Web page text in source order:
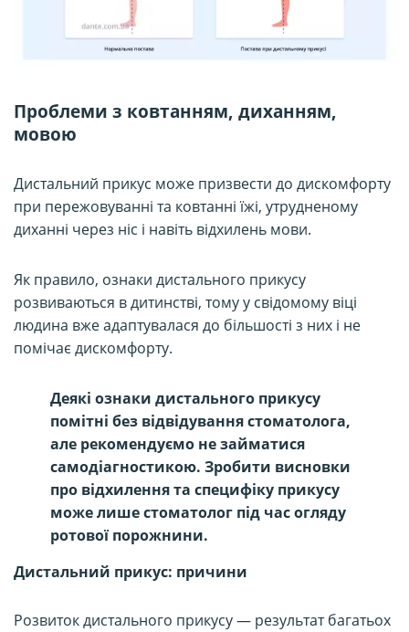
Проблеми з ковтанням, диханням,
мовою
Дистальний прикус може призвести до дискомфорту
при пережовуванні та ковтанні їжі, утрудненому
диханні через ніс і навіть відхилень мови.
Як правило, ознаки дистального прикусу
розвиваються в дитинстві, тому у свідомому віці
людина вже адаптувалася до більшості з них і не
помічає дискомфорту.
Деякі ознаки дистального прикусу
помітні без відвідування стоматолога,
але рекомендуємо не займатися
самодіагностикою. Зробити висновки
про відхилення та специфіку прикусу
може лише стоматолог під час огляду
ротової порожнини.
Дистальний прикус: причини
Розвиток дистального прикусу — результат багатьох